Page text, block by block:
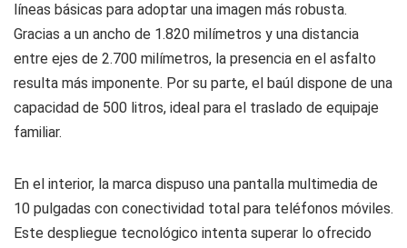
líneas básicas para adoptar una imagen más robusta.
Gracias a un ancho de 1.820 milímetros y una distancia
entre ejes de 2.700 milímetros, la presencia en el asfalto
resulta más imponente. Por su parte, el baúl dispone de una
capacidad de 500 litros, ideal para el traslado de equipaje
familiar.
En el interior, la marca dispuso una pantalla multimedia de
10 pulgadas con conectividad total para teléfonos móviles.
Este despliegue tecnológico intenta superar lo ofrecido